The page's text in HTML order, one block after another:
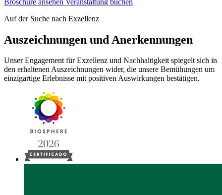
Auf der Suche nach Exzellenz
Auszeichnungen und Anerkennungen
Unser Engagement für Exzellenz und Nachhaltigkeit spiegelt sich in
den erhaltenen Auszeichnungen wider, die unsere Bemühungen um
einzigartige Erlebnisse mit positiven Auswirkungen bestätigen.